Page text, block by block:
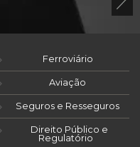
Ferroviário
Aviação
Seguros e Resseguros
Direito Público e
Regulatório